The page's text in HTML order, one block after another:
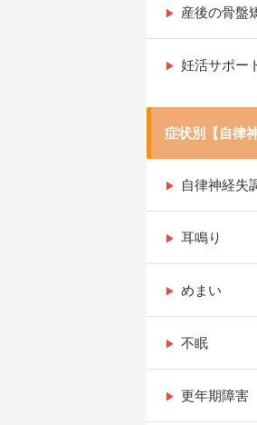
産後の骨盤
妊活サポー
症状別【自律
自律神経失
耳鳴り
めまい
不眠
更年期障害